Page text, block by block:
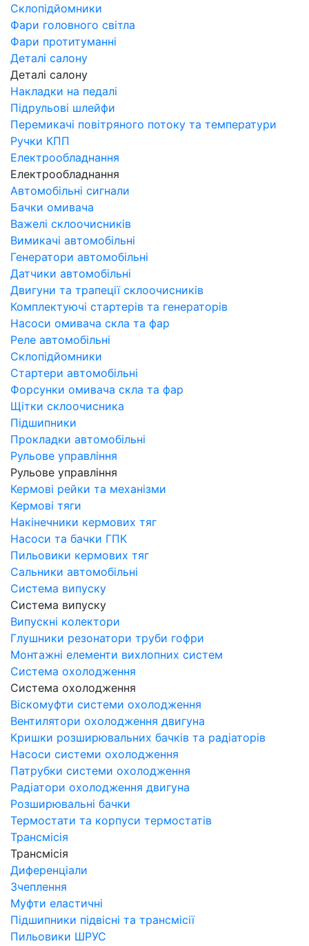
Склопідйомники
Фари головного світла
Фари протитуманні
Деталі салону
Деталі салону
Накладки на педалі
Підрульові шлейфи
Перемикачі повітряного потоку та температури
Ручки КПП
Електрообладнання
Електрообладнання
Автомобільні сигнали
Бачки омивача
Важелі склоочисників
Вимикачі автомобільні
Генератори автомобільні
Датчики автомобільні
Двигуни та трапеції склоочисників
Комплектуючі стартерів та генераторів
Насоси омивача скла та фар
Реле автомобільні
Склопідйомники
Стартери автомобільні
Форсунки омивача скла та фар
Щітки склоочисника
Підшипники
Прокладки автомобільні
Рульове управління
Рульове управління
Кермові рейки та механізми
Кермові тяги
Накінечники кермових тяг
Насоси та бачки ГПК
Пильовики кермових тяг
Сальники автомобільні
Система випуску
Система випуску
Випускні колектори
Глушники резонатори труби гофри
Монтажні елементи вихлопних систем
Система охолодження
Система охолодження
Віскомуфти системи охолодження
Вентилятори охолодження двигуна
Кришки розширювальних бачків та радіаторів
Насоси системи охолодження
Патрубки системи охолодження
Радіатори охолодження двигуна
Розширювальні бачки
Термостати та корпуси термостатів
Трансмісія
Трансмісія
Диференціали
Зчеплення
Муфти еластичні
Підшипники підвісні та трансмісії
Пильовики ШРУС